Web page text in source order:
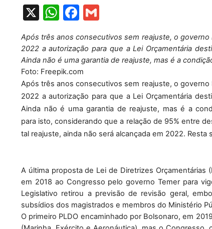
X
W
at
s
A
p
p
F
c
e
b
o
o
k
ai
l
Após três anos consecutivos sem reajuste, o
2022 a autorização para que a Lei Orçamentária
Ainda não é uma garantia de reajuste, mas é a
Foto: Freepik.com
Após três anos consecutivos sem reajuste, o
2022 a autorização para que a Lei Orçamentária
Ainda não é uma garantia de reajuste, mas é a
para isto, considerando que a relação de 95% entre
tal reajuste, ainda não será alcançada em 2022.
A última proposta de Lei de Diretrizes Orçamentárias
em 2018 ao Congresso pelo governo Temer para
Legislativo retirou a previsão de revisão geral,
subsídios dos magistrados e membros do Ministério
O primeiro PLDO encaminhado por Bolsonaro, em